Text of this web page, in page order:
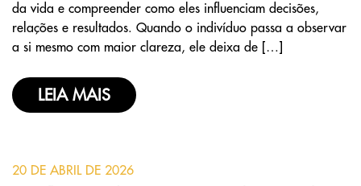
da vida e compreender como eles influenciam decisões,
relações e resultados. Quando o indivíduo passa a observar
a si mesmo com maior clareza, ele deixa de […]
LEIA MAIS
20 DE ABRIL DE 2026